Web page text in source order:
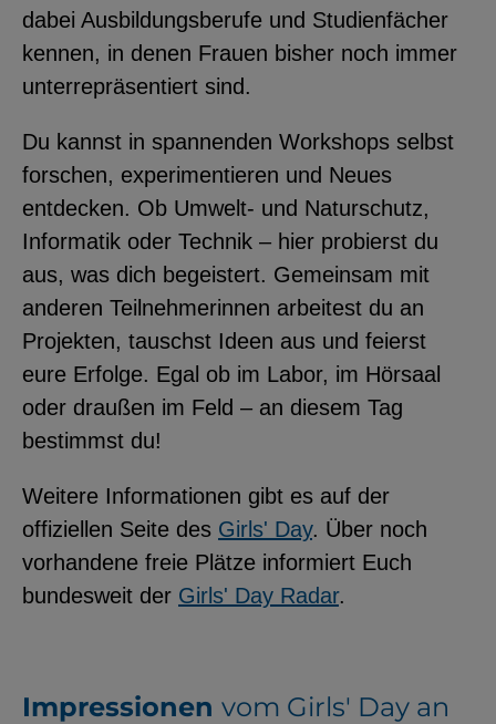
dabei Ausbildungsberufe und Studienfächer
kennen, in denen Frauen bisher noch immer
unterrepräsentiert sind.
Du kannst in spannenden Workshops selbst
forschen, experimentieren und Neues
entdecken. Ob Umwelt- und Naturschutz,
Informatik oder Technik – hier probierst du
aus, was dich begeistert. Gemeinsam mit
anderen Teilnehmerinnen arbeitest du an
Projekten, tauschst Ideen aus und feierst
eure Erfolge. Egal ob im Labor, im Hörsaal
oder draußen im Feld – an diesem Tag
bestimmst du!
Weitere Informationen gibt es auf der
offiziellen Seite des Girls' Day. Über noch
vorhandene freie Plätze informiert Euch
bundesweit der Girls' Day Radar.
Impressionen vom Girls' Day an
YouTube